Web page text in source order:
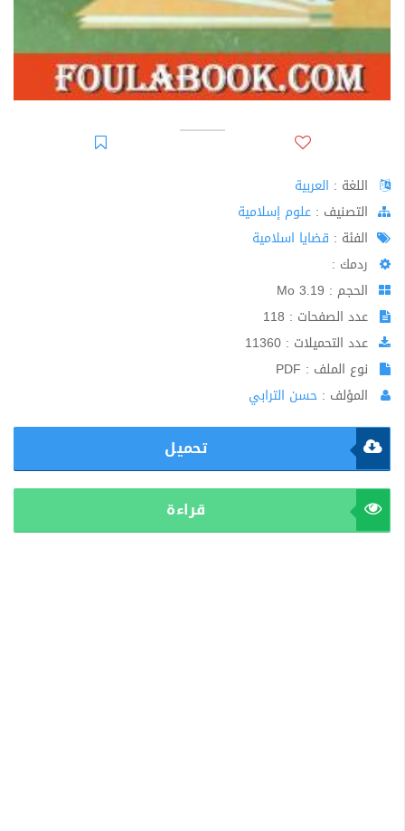
اللغة : العربية
اﻟﺘﺼﻨﻴﻒ : علوم إسلامية
الفئة : قضايا اسلامية
ردمك :
الحجم : 3.19 Mo
عدد الصفحات : 118
عدد التحميلات : 11360
نوع الملف : PDF
المؤلف : حسن الترابي
تحميل
قراءة